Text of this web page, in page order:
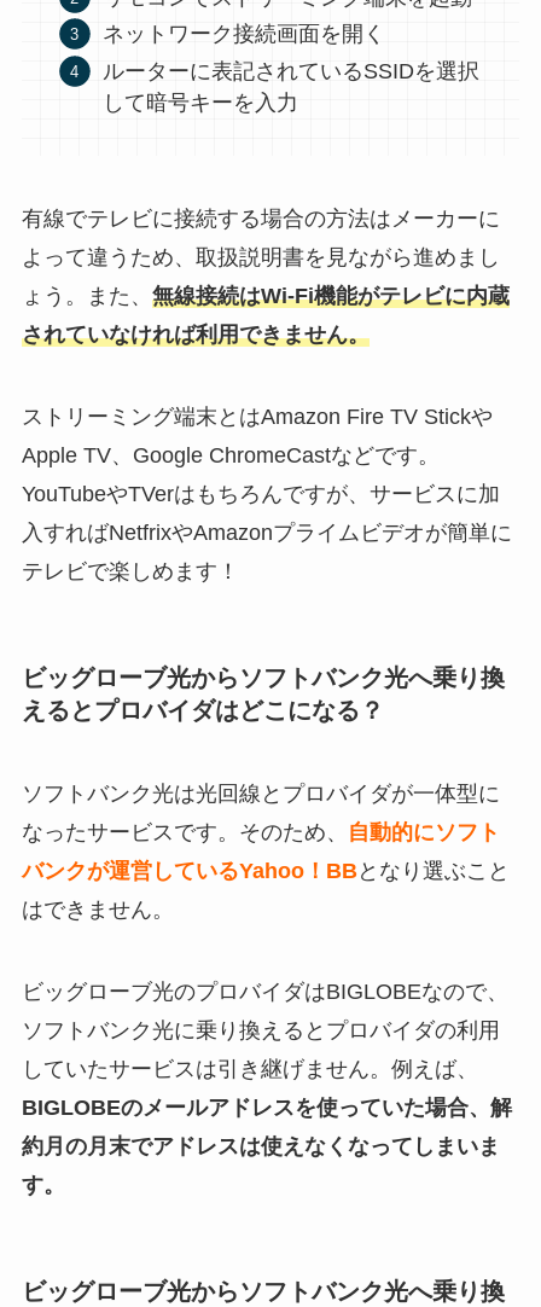
ネットワーク接続画面を開く
ルーターに表記されているSSIDを選択
して暗号キーを入力
有線でテレビに接続する場合の方法はメーカーに
よって違うため、取扱説明書を見ながら進めまし
ょう。また、 無線接続はWi-Fi機能がテレビに内蔵
されていなければ利用できません。
ストリーミング端末とはAmazon Fire TV Stickや
Apple TV、Google ChromeCastなどです。
YouTubeやTVerはもちろんですが、サービスに加
入すればNetfrixやAmazonプライムビデオが簡単に
テレビで楽しめます！
ビッグローブ光からソフトバンク光へ乗り換
えるとプロバイダはどこになる？
ソフトバンク光は光回線とプロバイダが一体型に
なったサービスです。そのため、
自動的にソフト
バンクが運営しているYahoo！BBとなり選ぶこと
はできません。
ビッグローブ光のプロバイダはBIGLOBEなので、
ソフトバンク光に乗り換えるとプロバイダの利用
していたサービスは引き継げません。例えば、
BIGLOBEのメールアドレスを使っていた場合、解
約月の月末でアドレスは使えなくなってしまいま
す。
ビッグローブ光からソフトバンク光へ乗り換